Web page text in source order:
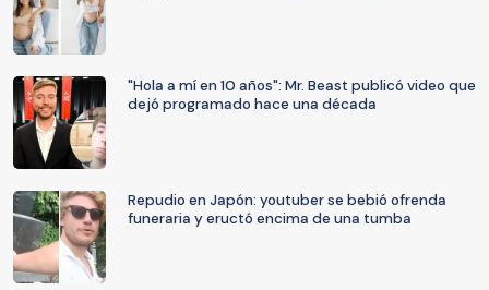
"Hola a mí en 10 años": Mr. Beast publicó video que
dejó programado hace una década
Repudio en Japón: youtuber se bebió ofrenda
funeraria y eructó encima de una tumba